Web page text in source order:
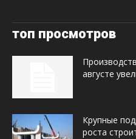
топ просмотров
августе
Крупные
роста